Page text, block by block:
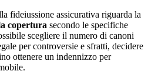
fideiussione assicurativa riguarda la
copertura secondo le specifiche
scegliere il numero di canoni
per controversie e sfratti, decidere
ottenere un indennizzo per